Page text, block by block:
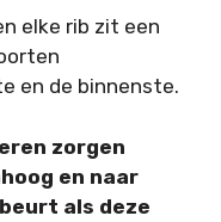
elke rib zit een
en de binnenste.
zorgen
en naar
als deze